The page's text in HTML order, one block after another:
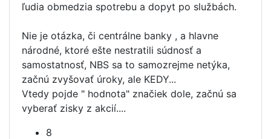
ľudia obmedzia spotrebu a dopyt po službách.
Nie je otázka, či centrálne banky , a hlavne
národné, ktoré ešte nestratili súdnosť a
samostatnosť, NBS sa to samozrejme netýka,
začnú zvyšovať úroky, ale KEDY...
Vtedy pojde " hodnota" značiek dole, začnú sa
vyberať zisky z akcií....
8